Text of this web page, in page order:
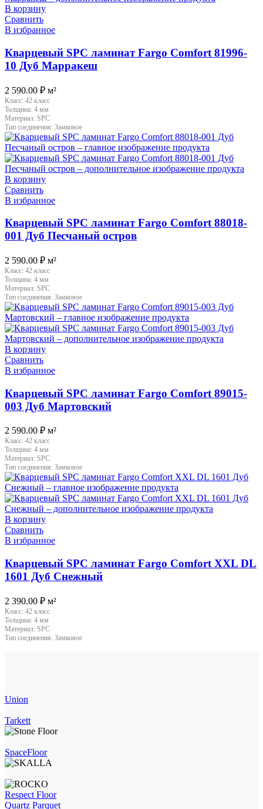
В корзину
Сравнить
В избранное
Кварцевый SPC ламинат Fargo Comfort 81996-
10 Дуб Марракеш
2 590.00 ₽ м²
Класс: 42 класс
Толщина: 4 мм
Материал: SPC
Тип соединения: Замковое
В корзину
Сравнить
В избранное
Кварцевый SPC ламинат Fargo Comfort 88018-
001 Дуб Песчаный остров
2 590.00 ₽ м²
Класс: 42 класс
Толщина: 4 мм
Материал: SPC
Тип соединения: Замковое
В корзину
Сравнить
В избранное
Кварцевый SPC ламинат Fargo Comfort 89015-
003 Дуб Мартовский
2 590.00 ₽ м²
Класс: 42 класс
Толщина: 4 мм
Материал: SPC
Тип соединения: Замковое
В корзину
Сравнить
В избранное
Кварцевый SPC ламинат Fargo Comfort XXL DL
1601 Дуб Снежный
2 390.00 ₽ м²
Класс: 42 класс
Толщина: 4 мм
Материал: SPC
Тип соединения: Замковое
Union
Tarkett
SpaceFloor
Respect Floor
Quartz Parquet